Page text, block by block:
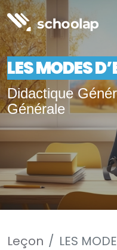
LES MODES
Didactique
Générale
Leçon LES